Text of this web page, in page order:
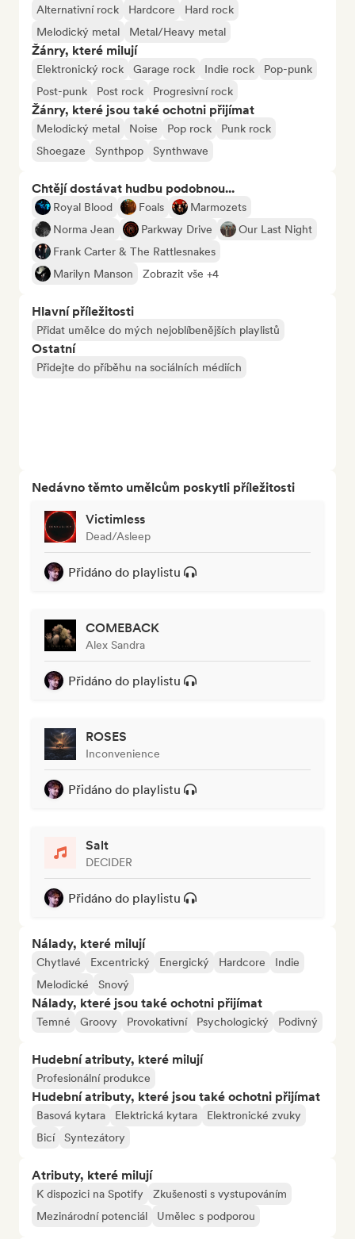
Alternativní rock Hardcore
Hard rock
Melodický metal
Metal/Heavy metal
Žánry, které milují
Elektronický rock Garage rock Indie rock
Pop-punk
Post-punk
Post rock Progresivní rock
Žánry, které jsou také ochotni přijímat
Melodický metal Noise Pop rock
Punk rock
Shoegaze
Synthpop Synthwave
Chtějí dostávat hudbu podobnou...
Royal Blood Foals
Marmozets
Norma Jean
Parkway Drive
Our Last Night
Frank Carter & The Rattlesnakes
Marilyn Manson
Zobrazit vše +4
Hlavní příležitosti
Přidat umělce do mých nejoblíbenějších playlistů
Ostatní
Přidejte do příběhu na sociálních médiích
Nedávno těmto umělcům poskytli příležitosti
Victimless
Dead/Asleep
Přidáno do playlistu
COMEBACK
Alex Sandra
Přidáno do playlistu
ROSES
Inconvenience
Přidáno do playlistu
Salt
DECIDER
Přidáno do playlistu
Nálady, které milují
Chytlavé Excentrický Energický Hardcore
Indie
Melodické
Snový
Nálady, které jsou také ochotni přijímat
Temné Groovy Provokativní Psychologický Podivný
Hudební atributy, které milují
Profesionální produkce
Hudební atributy, které jsou také ochotni přijímat
Basová kytara Elektrická kytara
Elektronické zvuky
Bicí
Syntezátory
Atributy, které milují
K dispozici na Spotify
Zkušenosti s vystupováním
Mezinárodní potenciál
Umělec s podporou